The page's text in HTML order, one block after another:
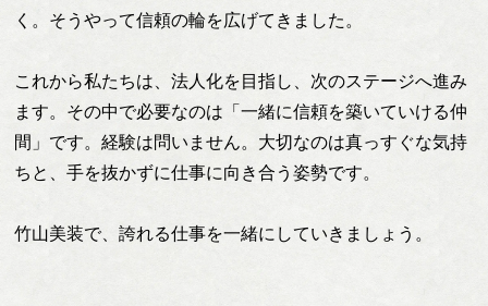
く。そうやって信頼の輪を広げてきました。
これから私たちは、法人化を目指し、次のステージへ進み
ます。その中で必要なのは「一緒に信頼を築いていける仲
間」です。経験は問いません。大切なのは真っすぐな気持
ちと、手を抜かずに仕事に向き合う姿勢です。
竹山美装で、誇れる仕事を一緒にしていきましょう。